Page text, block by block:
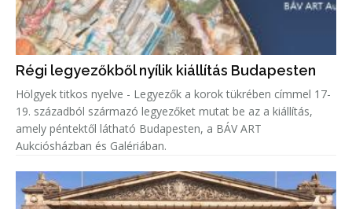
Régi legyezőkből nyílik kiállítás Budapesten
Hölgyek titkos nyelve - Legyezők a korok tükrében címmel 17-
19. századból származó legyezőket mutat be az a kiállítás,
amely péntektől látható Budapesten, a BÁV ART
Aukciósházban és Galériában.